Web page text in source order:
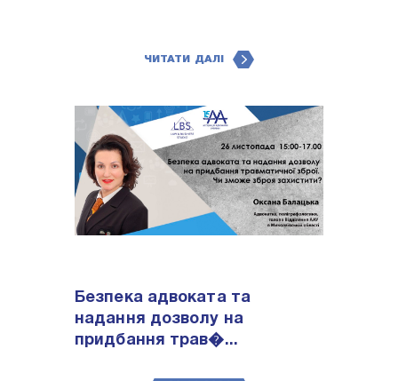
ЧИТАТИ ДАЛІ
Безпека адвоката та
надання дозволу на
придбання трав�...